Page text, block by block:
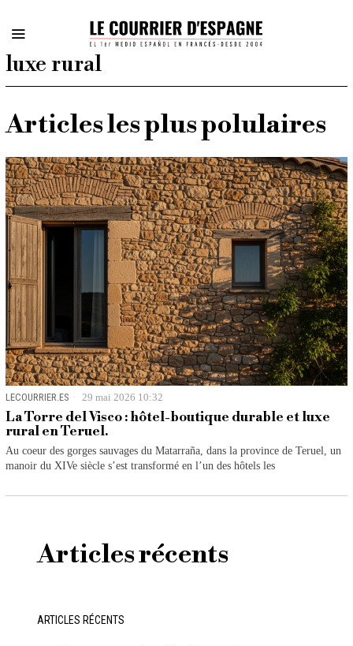
luxe rural
Articles les plus polulaires
LECOURRIER.ES 29 mai 2026 10:32
La Torre del Visco : hôtel-boutique durable et luxe
rural en Teruel.
Au coeur des gorges sauvages du Matarraña, dans la province de Teruel, un
manoir du XIVe siècle s’est transformé en l’un des hôtels les
Articles récents
ARTICLES RÉCENTS